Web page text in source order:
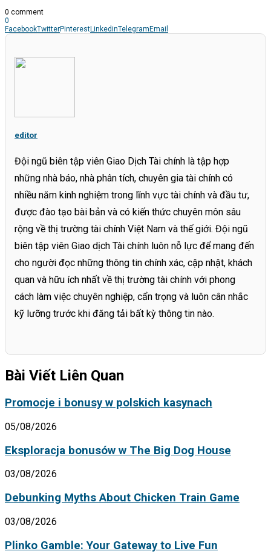
0 comment
0
FacebookTwitterPinterestLinkedinTelegram Email
editor
Đội ngũ biên tập viên Giao Dịch Tài chính là tập hợp
những nhà báo, nhà phân tích, chuyên gia tài chính có
nhiều năm kinh nghiệm trong lĩnh vực tài chính và đầu tư,
được đào tạo bài bản và có kiến thức chuyên môn sâu
rộng về thị trường tài chính Việt Nam và thế giới. Đội ngũ
biên tập viên Giao dịch Tài chính luôn nỗ lực để mang đến
cho người đọc những thông tin chính xác, cập nhật, khách
quan và hữu ích nhất về thị trường tài chính với phong
cách làm việc chuyên nghiệp, cẩn trọng và luôn cân nhắc
kỹ lưỡng trước khi đăng tải bất kỳ thông tin nào.
Bài Viết Liên Quan
Promocje i bonusy w polskich kasynach
05/08/2026
Eksploracja bonusów w The Big Dog House
03/08/2026
Debunking Myths About Chicken Train Game
03/08/2026
Plinko Gamble: Your Gateway to Live Fun